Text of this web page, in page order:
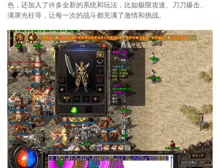
色，还加入了许多全新的系统和玩法，比如极限攻速、刀刀爆击、
满屏光柱等，让每一次的战斗都充满了激情和挑战。